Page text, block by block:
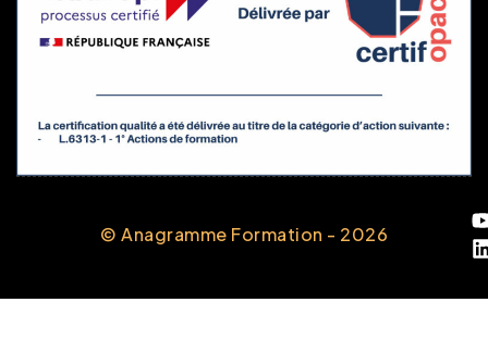
© Anagramme Formation - 2026